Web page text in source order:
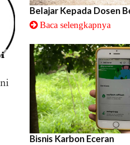
Belajar Kepada Dosen
Baca selengkapnya
Bisnis Karbon Eceran